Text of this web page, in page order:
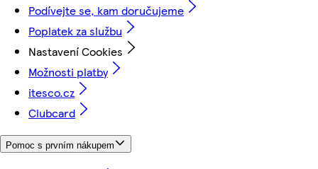
Podívejte se, kam doručujeme
Poplatek za službu
Nastavení Cookies
Možnosti platby
itesco.cz
Clubcard
Pomoc s prvním nákupem